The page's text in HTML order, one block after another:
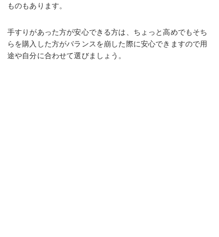
ものもあります。
手すりがあった方が安心できる方は、ちょっと高めでもそち
らを購入した方がバランスを崩した際に安心できますので用
途や自分に合わせて選びましょう。